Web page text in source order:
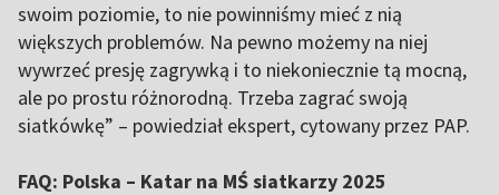
swoim poziomie, to nie powinniśmy mieć z nią
większych problemów. Na pewno możemy na niej
wywrzeć presję zagrywką i to niekoniecznie tą mocną,
ale po prostu różnorodną. Trzeba zagrać swoją
siatkówkę” – powiedział ekspert, cytowany przez PAP.
FAQ: Polska – Katar na MŚ siatkarzy 2025